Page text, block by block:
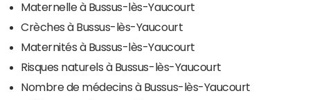
Maternelle à Bussus-lès-Yaucourt
Crèches à Bussus-lès-Yaucourt
Maternités à Bussus-lès-Yaucourt
Risques naturels à Bussus-lès-Yaucourt
Nombre de médecins à Bussus-lès-Yaucourt